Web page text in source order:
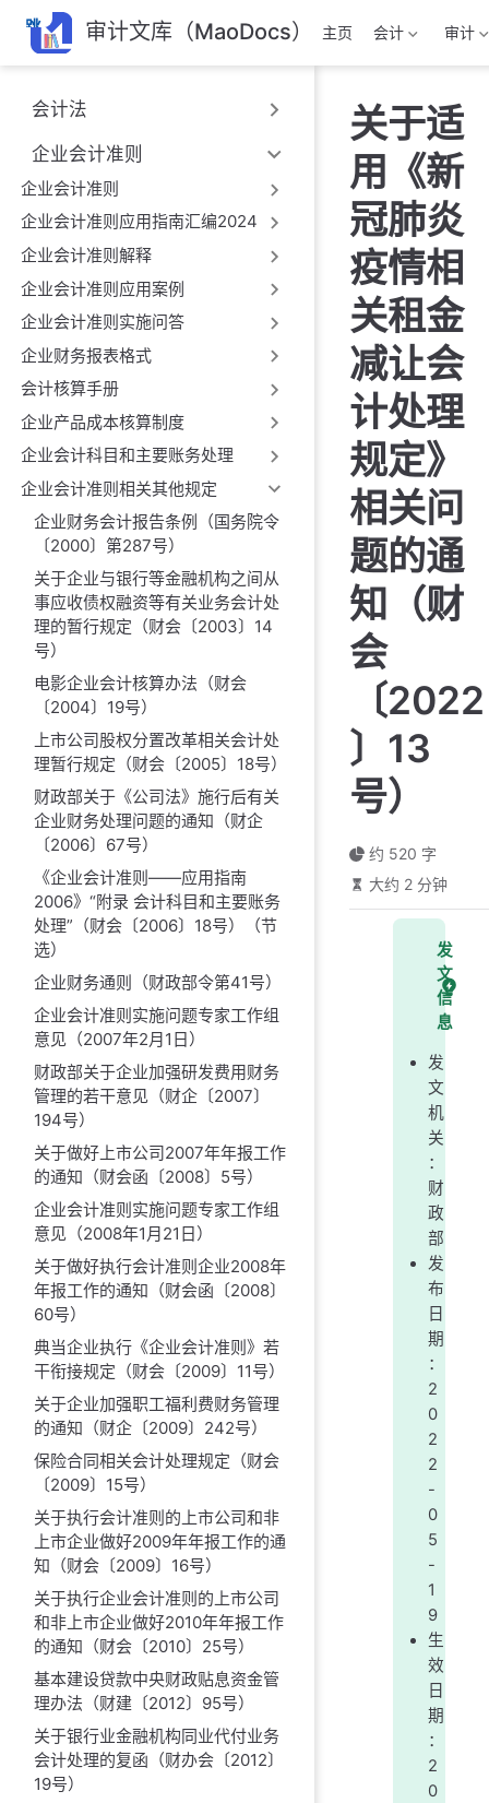
跳
至
主
內
容
审计文库（MaoDocs） 主页 会计 审计
会计法
企业会计准则
企业会计准则
企业会计准则应用指南汇编2024
企业会计准则解释
企业会计准则应用案例
企业会计准则实施问答
企业财务报表格式
会计核算手册
企业产品成本核算制度
企业会计科目和主要账务处理
企业会计准则相关其他规定
企业财务会计报告条例（国务院令
〔2000〕第287号）
关于企业与银行等金融机构之间从
事应收债权融资等有关业务会计处
理的暂行规定（财会〔2003〕14
号）
电影企业会计核算办法（财会
〔2004〕19号）
上市公司股权分置改革相关会计处
理暂行规定（财会〔2005〕18号）
财政部关于《公司法》施行后有关
企业财务处理问题的通知（财企
〔2006〕67号）
《企业会计准则——应用指南
2006》“附录 会计科目和主要账务
处理”（财会〔2006〕18号）（节
选）
企业财务通则（财政部令第41号）
企业会计准则实施问题专家工作组
意见（2007年2月1日）
财政部关于企业加强研发费用财务
管理的若干意见（财企〔2007〕
194号）
关于做好上市公司2007年年报工作
的通知（财会函〔2008〕5号）
企业会计准则实施问题专家工作组
意见（2008年1月21日）
关于做好执行会计准则企业2008年
年报工作的通知（财会函〔2008〕
60号）
典当企业执行《企业会计准则》若
干衔接规定（财会〔2009〕11号）
关于企业加强职工福利费财务管理
的通知（财企〔2009〕242号）
保险合同相关会计处理规定（财会
〔2009〕15号）
关于执行会计准则的上市公司和非
上市企业做好2009年年报工作的通
知（财会〔2009〕16号）
关于执行企业会计准则的上市公司
和非上市企业做好2010年年报工作
的通知（财会〔2010〕25号）
基本建设贷款中央财政贴息资金管
理办法（财建〔2012〕95号）
关于银行业金融机构同业代付业务
会计处理的复函（财办会〔2012〕
19号）
关于适
用《新
冠肺炎
疫情相
关租金
减让会
计处理
规定》
相关问
题的通
知（财
会
〔2022
〕13
号）
约 520 字
大约 2 分钟
发
文
信
息
发
文
机
关
：
财
政
部
发
布
日
期
：
2
0
2
2
-
0
5
-
1
9
生
效
日
期
：
2
0